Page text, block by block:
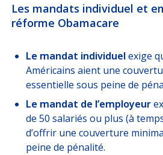
CORRESPONDANT D’ENTREPRISE /
ESPACE RH GARANTIE OBSÈQUES
Les mandats individuel et
réforme Obamacare
Le mandat individuelexige
Américains aient une
essentielle sous peine de
Le mandat de l’employeur
de 50 salariés ou plus (à
d’offrir une couverture
peine de pénalité.